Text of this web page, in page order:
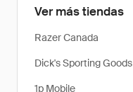
Ver más tiendas
Razer Canada
Dick's Sporting Goods
1p Mobile